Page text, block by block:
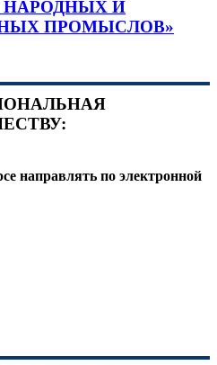
НАРОДНЫХ И
ПРОМЫСЛОВ»
направлять по электронной